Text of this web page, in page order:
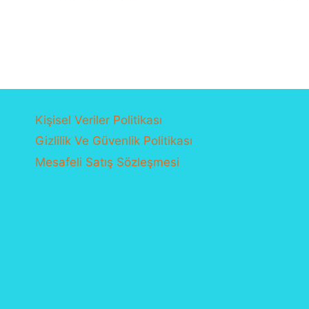
Kişisel Veriler Politikası
Gizlilik Ve Güvenlik Politikası
Mesafeli Satış Sözleşmesi